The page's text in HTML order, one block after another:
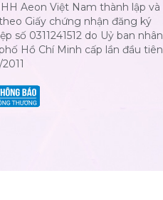
Aeon Việt Nam thành lập và
Giấy chứng nhận đăng ký
số 0311241512 do Uỷ ban nhân
Hồ Chí Minh cấp lần đầu tiên